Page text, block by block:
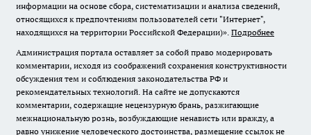
информации на основе сбора, систематизации и анализа сведений,
относящихся к предпочтениям пользователей сети "Интернет",
находящихся на территории Российской Федерации)». Подробнее
Администрация портала оставляет за собой право модерировать
комментарии, исходя из соображений сохранения конструктивности
обсуждения тем и соблюдения законодательства РФ и
рекомендательных технологий. На сайте не допускаются
комментарии, содержащие нецензурную брань, разжигающие
межнациональную рознь, возбуждающие ненависть или вражду, а
равно унижение человеческого достоинства, размещение ссылок не